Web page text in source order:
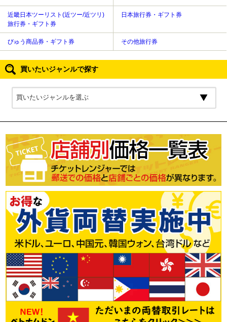
近畿日本ツーリスト(近ツー/近ツリ)
旅行券・ギフト券
日本旅行券・ギフト券
びゅう商品券・ギフト券 その他旅行券
買いたいジャンルで探す